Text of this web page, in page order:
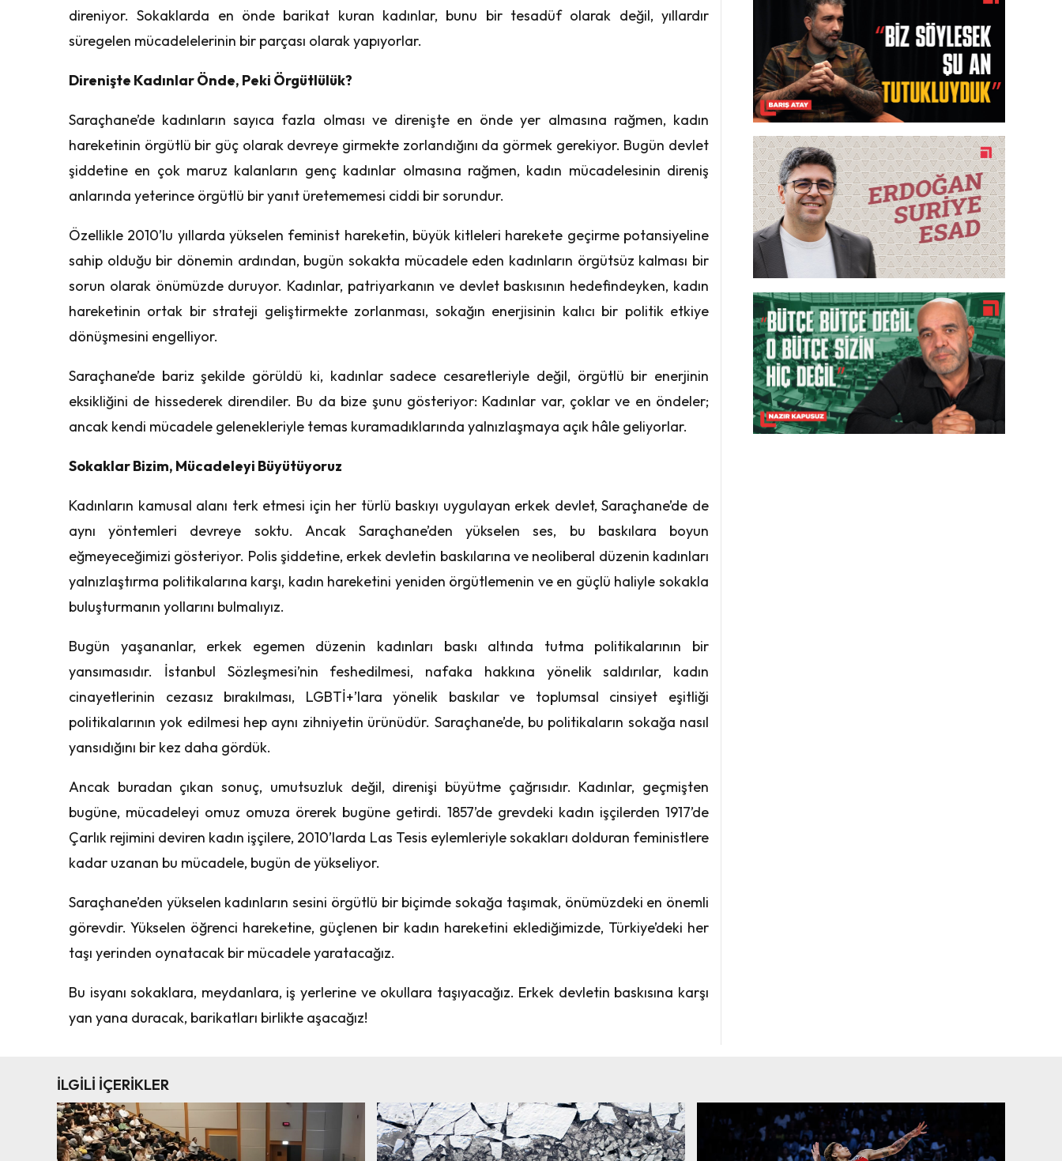
direniyor. Sokaklarda en önde barikat kuran kadınlar, bunu bir tesadüf olarak değil, yıllardır
süregelen mücadelelerinin bir parçası olarak yapıyorlar.
Direnişte Kadınlar Önde, Peki Örgütlülük?
Saraçhane’de kadınların sayıca fazla olması ve direnişte en önde yer almasına rağmen, kadın
hareketinin örgütlü bir güç olarak devreye girmekte zorlandığını da görmek gerekiyor. Bugün devlet
şiddetine en çok maruz kalanların genç kadınlar olmasına rağmen, kadın mücadelesinin direniş
anlarında yeterince örgütlü bir yanıt üretememesi ciddi bir sorundur.
Özellikle 2010’lu yıllarda yükselen feminist hareketin, büyük kitleleri harekete geçirme potansiyeline
sahip olduğu bir dönemin ardından, bugün sokakta mücadele eden kadınların örgütsüz kalması bir
sorun olarak önümüzde duruyor. Kadınlar, patriyarkanın ve devlet baskısının hedefindeyken, kadın
hareketinin ortak bir strateji geliştirmekte zorlanması, sokağın enerjisinin kalıcı bir politik etkiye
dönüşmesini engelliyor.
Saraçhane’de bariz şekilde görüldü ki, kadınlar sadece cesaretleriyle değil, örgütlü bir enerjinin
eksikliğini de hissederek direndiler. Bu da bize şunu gösteriyor: Kadınlar var, çoklar ve en öndeler;
ancak kendi mücadele gelenekleriyle temas kuramadıklarında yalnızlaşmaya açık hâle geliyorlar.
Sokaklar Bizim, Mücadeleyi Büyütüyoruz
Kadınların kamusal alanı terk etmesi için her türlü baskıyı uygulayan erkek devlet, Saraçhane’de de
aynı yöntemleri devreye soktu. Ancak Saraçhane’den yükselen ses, bu baskılara boyun
eğmeyeceğimizi gösteriyor. Polis şiddetine, erkek devletin baskılarına ve neoliberal düzenin kadınları
yalnızlaştırma politikalarına karşı, kadın hareketini yeniden örgütlemenin ve en güçlü haliyle sokakla
buluşturmanın yollarını bulmalıyız.
Bugün yaşananlar, erkek egemen düzenin kadınları baskı altında tutma politikalarının bir
yansımasıdır. İstanbul Sözleşmesi’nin feshedilmesi, nafaka hakkına yönelik saldırılar, kadın
cinayetlerinin cezasız bırakılması, LGBTİ+’lara yönelik baskılar ve toplumsal cinsiyet eşitliği
politikalarının yok edilmesi hep aynı zihniyetin ürünüdür. Saraçhane’de, bu politikaların sokağa nasıl
yansıdığını bir kez daha gördük.
Ancak buradan çıkan sonuç, umutsuzluk değil, direnişi büyütme çağrısıdır. Kadınlar, geçmişten
bugüne, mücadeleyi omuz omuza örerek bugüne getirdi. 1857’de grevdeki kadın işçilerden 1917’de
Çarlık rejimini deviren kadın işçilere, 2010’larda Las Tesis eylemleriyle sokakları dolduran feministlere
kadar uzanan bu mücadele, bugün de yükseliyor.
Saraçhane’den yükselen kadınların sesini örgütlü bir biçimde sokağa taşımak, önümüzdeki en önemli
görevdir. Yükselen öğrenci hareketine, güçlenen bir kadın hareketini eklediğimizde, Türkiye’deki her
taşı yerinden oynatacak bir mücadele yaratacağız.
Bu isyanı sokaklara, meydanlara, iş yerlerine ve okullara taşıyacağız. Erkek devletin baskısına karşı
yan yana duracak, barikatları birlikte aşacağız!
İLGİLİ İÇERİKLER